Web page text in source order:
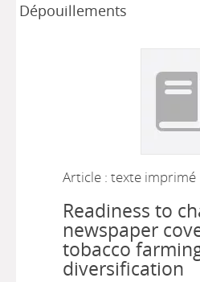
Dépouillements
Article : texte imprimé
Readiness to
newspaper
tobacco
diversification